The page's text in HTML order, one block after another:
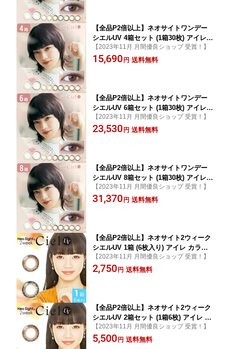
【全品P2倍以上】ネオサイトワンデー
シエルUV 4箱セット (1箱30枚) アイレ
カラコン ワンデー 1日使い捨て カラコ
ン UVカット 度あり 度なし 3トーン ナ
【2023年11月 月間優良ショップ 受賞！】
15,690 円 送料無料
【全品P2倍以上】ネオサイトワンデー
シエルUV 6箱セット (1箱30枚) アイレ
カラコン ワンデー 1日使い捨て カラコ
ン UVカット 度あり 度なし 3トーン ナ
【2023年11月 月間優良ショップ 受賞！】
23,530 円 送料無料
【全品P2倍以上】ネオサイトワンデー
シエルUV 8箱セット (1箱30枚) アイレ
カラコン ワンデー 1日使い捨て カラコ
ン UVカット 度あり 度なし 3トーン ナ
【2023年11月 月間優良ショップ 受賞！】
31,370 円 送料無料
【全品P2倍以上】ネオサイト2ウィーク
シエルUV 1箱 (6枚入り) アイレ カラコ
ン 2週間使い捨て カラーコンタクト 2ウ
ィーク サークルレンズ UVカット 度あ
【2023年11月 月間優良ショップ 受賞！】
2,750 円 送料無料
【全品P2倍以上】ネオサイト2ウィーク
シエルUV 2箱セット (1箱6枚) アイレ カ
ラコン 2週間使い捨て カラーコンタクト
2ウィーク サークルレンズ UVカット 度
【2023年11月 月間優良ショップ 受賞！】
5,500 円 送料無料